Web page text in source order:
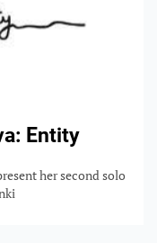
Entity
her second solo